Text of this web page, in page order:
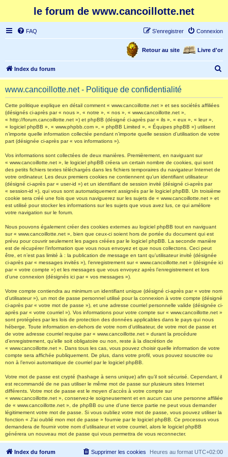
le forum de www.cancoillotte.net
FAQ Connexion
S’enregistrer
Livre d'or
Retour au site
Index du forum
e
www.cancoillotte.net - Politique de confidentialité
Cette politique explique en détail comment « www.cancoillotte.net » et ses sociétés affiliées
(désignés ci-après par « nous », « notre », « nos », « www.cancoillotte.net »,
« http://forum.cancoillotte.net ») et phpBB (désigné ci-après par « ils », « eux », « leur »,
« logiciel phpBB », « www.phpbb.com », « phpBB Limited », « Équipes phpBB ») utilisent
n’importe quelle information collectée pendant n’importe quelle session d’utilisation de votre
part (désignée ci-après par « vos informations »).
Vos informations sont collectées de deux manières. Premièrement, en naviguant sur
« www.cancoillotte.net », le logiciel phpBB créera un certain nombre de cookies, qui sont
des petits fichiers textes téléchargés dans les fichiers temporaires du navigateur Internet de
votre ordinateur. Les deux premiers cookies ne contiennent qu’un identifiant utilisateur
(désigné ci-après par « user-id ») et un identifiant de session invité (désigné ci-après par
« session-id »), qui vous sont automatiquement assignés par le logiciel phpBB. Un troisième
cookie sera créé une fois que vous naviguerez sur les sujets de « www.cancoillotte.net » et
est utilisé pour stocker les informations sur les sujets que vous avez lus, ce qui améliore
votre navigation sur le forum.
Nous pouvons également créer des cookies externes au logiciel phpBB tout en naviguant
sur « www.cancoillotte.net », bien que ceux-ci soient hors de portée du document qui est
prévu pour couvrir seulement les pages créées par le logiciel phpBB. La seconde manière
est de récupérer l’information que vous nous envoyez et que nous collectons. Ceci peut
être, et n’est pas limité à : la publication de message en tant qu’utilisateur invité (désignée
ci-après par « messages invités »), l’enregistrement sur « www.cancoillotte.net » (désignée ici
par « votre compte ») et les messages que vous envoyez après l’enregistrement et lors
d’une connexion (désignés ici par « vos messages »).
Votre compte contiendra au minimum un identifiant unique (désigné ci-après par « votre nom
d’utilisateur »), un mot de passe personnel utilisé pour la connexion à votre compte (désigné
ci-après par « votre mot de passe »), et une adresse courriel personnelle valide (désignée ci-
après par « votre courriel »). Vos informations pour votre compte sur « www.cancoillotte.net »
sont protégées par les lois de protection des données applicables dans le pays qui nous
héberge. Toute information en-dehors de votre nom d’utilisateur, de votre mot de passe et
de votre adresse courriel requise par « www.cancoillotte.net » durant la procédure
d’enregistrement, qu’elle soit obligatoire ou non, reste à la discrétion de
« www.cancoillotte.net ». Dans tous les cas, vous pouvez choisir quelle information de votre
compte sera affichée publiquement. De plus, dans votre profil, vous pouvez souscrire ou
non à l’envoi automatique de courriel par le logiciel phpBB.
Votre mot de passe est crypté (hashage à sens unique) afin qu’il soit sécurisé. Cependant, il
est recommandé de ne pas utiliser le même mot de passe sur plusieurs sites Internet
différents. Votre mot de passe est le moyen d’accès à votre compte sur
« www.cancoillotte.net », conservez-le soigneusement et en aucun cas une personne affiliée
de « www.cancoillotte.net », de phpBB ou une d’une tierce partie ne peut vous demander
légitimement votre mot de passe. Si vous oubliez votre mot de passe, vous pouvez utiliser la
fonction « J’ai oublié mon mot de passe » fournie par le logiciel phpBB. Ce processus vous
demandera de fournir votre nom d’utilisateur et votre courriel, alors le logiciel phpBB
générera un nouveau mot de passe qui vous permettra de vous reconnecter.
Index du forum Heures au format UTC+02:00
Supprimer les cookies